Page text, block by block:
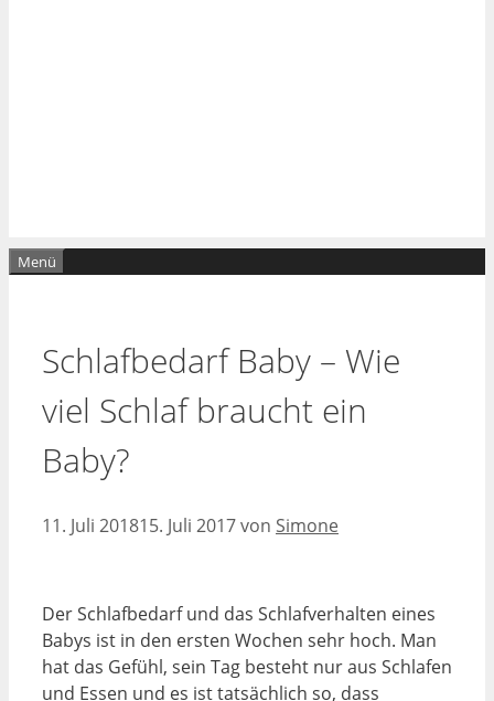
Menü
Schlafbedarf Baby – Wie
viel Schlaf braucht ein
Baby?
11. Juli 201815. Juli 2017von Simone
Der Schlafbedarf und das Schlafverhalten eines
Babys ist in den ersten Wochen sehr hoch. Man
hat das Gefühl, sein Tag besteht nur aus Schlafen
und Essen und es ist tatsächlich so, dass